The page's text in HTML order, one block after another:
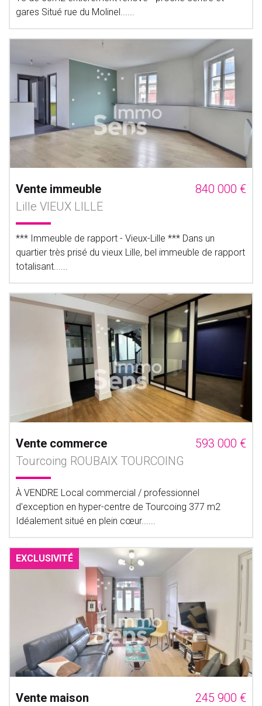
gares Situé rue du Molinel......
Vente immeuble
840 000 €
Lille VIEUX LILLE
*** Immeuble de rapport - Vieux-Lille *** Dans un
quartier très prisé du vieux Lille, bel immeuble de rapport
totalisant......
Vente commerce
593 000 €
Tourcoing ROUBAIX TOURCOING
À VENDRE Local commercial / professionnel
d'exception en hyper-centre de Tourcoing 377 m2
Idéalement situé en plein cœur......
EXCLUSIVITÉ
Vente maison
245 900 €